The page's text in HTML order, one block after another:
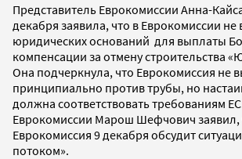
Представитель Еврокомиссии Анна-
декабря заявила, что в Еврокомиссии не
юридических оснований для выплаты
компенсации за отмену строительства
Она подчеркнула, что Еврокомиссия не
принципиально против трубы, но
должна соответствовать требованиям
Еврокомиссии Марош Шефчович заявил,
Еврокомиссия 9 декабря обсудит
потоком».